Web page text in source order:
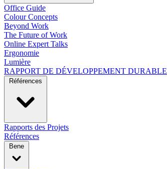
Office Guide
Colour Concepts
Beyond Work
The Future of Work
Online Expert Talks
Ergonomie
Lumière
RAPPORT DE DÉVELOPPEMENT DURABLE
Références
Rapports des Projets
Références
Bene